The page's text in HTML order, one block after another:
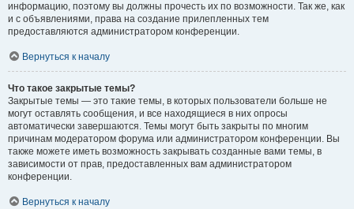
информацию, поэтому вы должны прочесть их по возможности. Так же, как
и с объявлениями, права на создание прилепленных тем
предоставляются администратором конференции.
Вернуться к началу
Что такое закрытые темы?
Закрытые темы — это такие темы, в которых пользователи больше не
могут оставлять сообщения, и все находящиеся в них опросы
автоматически завершаются. Темы могут быть закрыты по многим
причинам модератором форума или администратором конференции. Вы
также можете иметь возможность закрывать созданные вами темы, в
зависимости от прав, предоставленных вам администратором
конференции.
Вернуться к началу